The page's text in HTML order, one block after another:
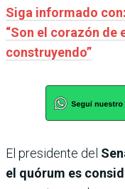
Siga informado
“Son el corazón de
construyendo”
El presidente del
el quórum es